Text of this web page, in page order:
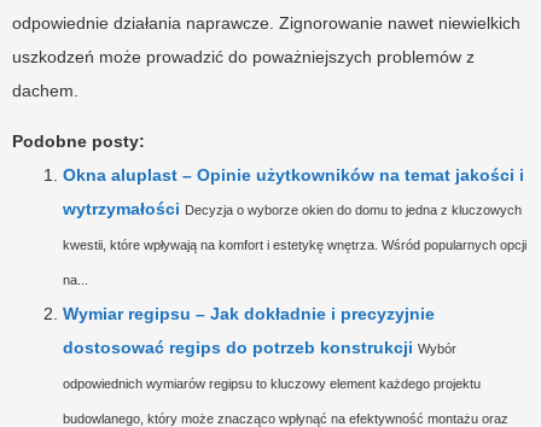
odpowiednie działania naprawcze. Zignorowanie nawet niewielkich
uszkodzeń może prowadzić do poważniejszych problemów z
dachem.
Podobne posty:
Okna aluplast – Opinie użytkowników na temat jakości i
wytrzymałości Decyzja o wyborze okien do domu to jedna z kluczowych
kwestii, które wpływają na komfort i estetykę wnętrza. Wśród popularnych opcji
na...
Wymiar regipsu – Jak dokładnie i precyzyjnie
dostosować regips do potrzeb konstrukcji Wybór
odpowiednich wymiarów regipsu to kluczowy element każdego projektu
budowlanego, który może znacząco wpłynąć na efektywność montażu oraz